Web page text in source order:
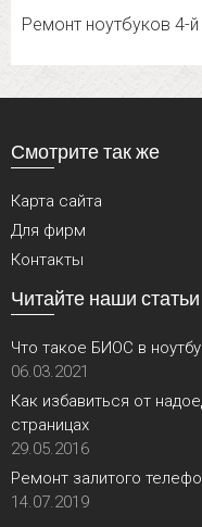
Ремонт ноутбуков 4-
Смотрите так же
Карта сайта
Для фирм
Контакты
Читайте наши статьи
Что такое БИОС в
06.03.2021
Как избавиться от
страницах
29.05.2016
Ремонт залитого
14.07.2019